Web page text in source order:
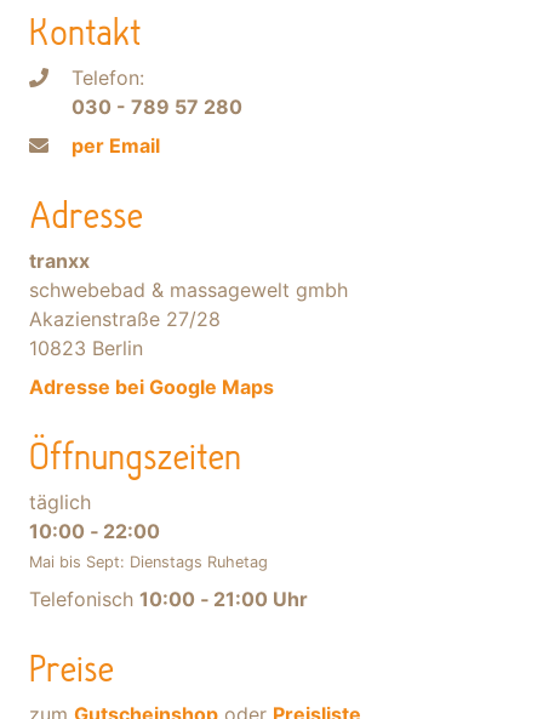
Kontakt
Telefon:
030 - 789 57 280
per Email
Adresse
tranxx
schwebebad & massagewelt gmbh
Akazienstraße 27/28
10823 Berlin
Adresse bei Google Maps
Öffnungszeiten
täglich
10:00 ‐ 22:00
Mai bis Sept: Dienstags Ruhetag
Telefonisch 10:00 ‐ 21:00 Uhr
Preise